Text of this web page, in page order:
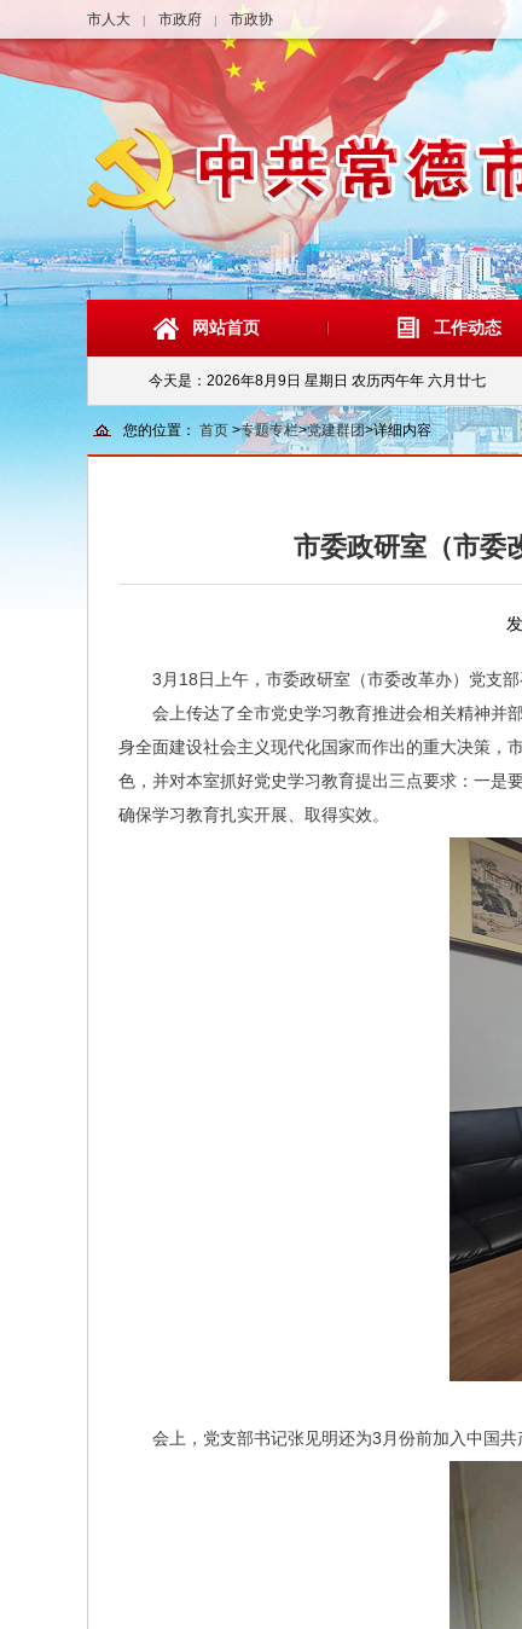
市人大 | 市政府 | 市政协
网站首页 工作动态
今天是： 2026年8月9日 星期日 农历丙午年 六月廿七
您的位置： 首页 >专题专栏>党建群团>详细内容
市委政研室（市委
3月18日上午，市委政研室（市委改革办）党支
会上传达了全市党史学习教育推进会相关精神并
身全面建设社会主义现代化国家而作出的重大决策，
色，并对本室抓好党史学习教育提出三点要求：一是
确保学习教育扎实开展、取得实效。
会上，党支部书记张见明还为3月份前加入中国共